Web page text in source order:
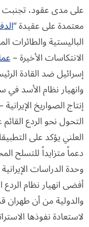
على مدى عقود، تجنبت
معتمدة على عقيدة “
الباليستية والطائرات
الانتكاسات الأخيرة –
إسرائيل ضد القادة
وانهيار نظام الأسد في
إنتاج الصواريخ
التحول نحو الردع
العلني يؤكد على
دعماً متزايداً للتسلح
وحدة الدراسات
أفضى انهيار نظام الردع
والدولية من أن
لاستعادة نفوذها